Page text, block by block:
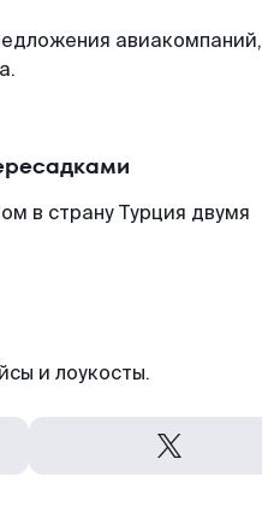
авиакомпаний,
в страну Турция двумя
и лоукосты.